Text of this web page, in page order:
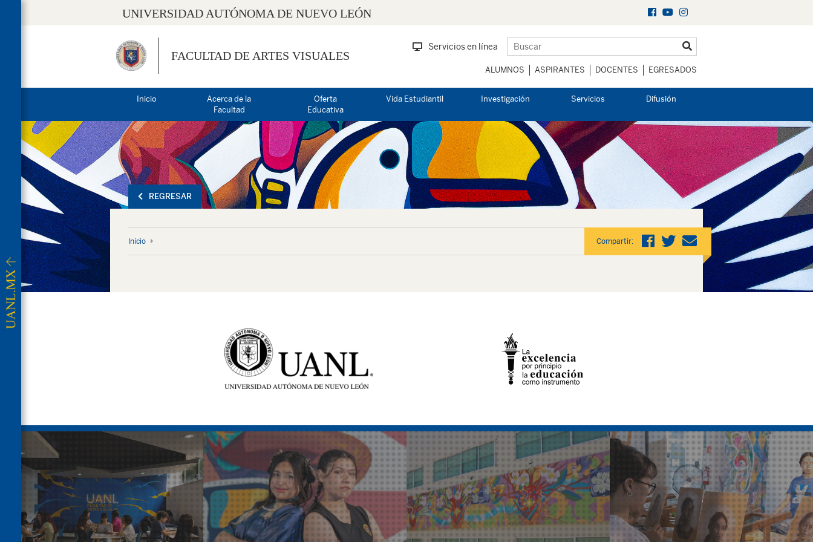
UNIVERSIDAD AUTÓNOMA DE NUEVO LEÓN
FACULTAD DE ARTES VISUALES
Servicios en línea
ALUMNOS ASPIRANTES DOCENTES EGRESADOS
Inicio
Acerca de la
Facultad
Oferta
Educativa
Vida Estudiantil Investigación Servicios Difusión
REGRESAR
Inicio Compartir: